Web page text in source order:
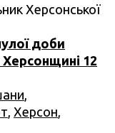
Херсонської
доби
Херсонщині 12
Херсон